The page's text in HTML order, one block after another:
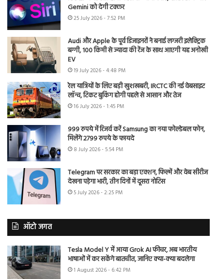
Gemini को देगी टक्कर
25 July 2026 - 7:52 PM
Audi और Apple के पूर्व डिजाइनरों ने बनाई लग्जरी इलेक्ट्रिक
बग्गी, 100 किमी से ज्यादा की रेंज के साथ आएगी यह अनोखी
EV
19 July 2026 - 4:48 PM
रेल यात्रियों के लिए बड़ी खुशखबरी, IRCTC की नई वेबसाइट
लॉन्च, टिकट बुकिंग होगी पहले से आसान और तेज
16 July 2026 - 1:45 PM
999 रुपये में रिजर्व करें Samsung का नया फोल्डेबल फोन,
मिलेंगे 2799 रुपये के फायदे
8 July 2026 - 5:54 PM
Telegram पर सरकार का बड़ा एक्शन, फिल्में और वेब सीरीज
देखना पड़ेगा भारी, तीन दिनों में दूसरा नोटिस
5 July 2026 - 2:25 PM
ऑटो जगत
Tesla Model Y में आया Grok AI फीचर, अब भारतीय
भाषाओं में कर सकेंगे बातचीत, जानिए क्या-क्या बदलेगा
1 August 2026 - 6:42 PM